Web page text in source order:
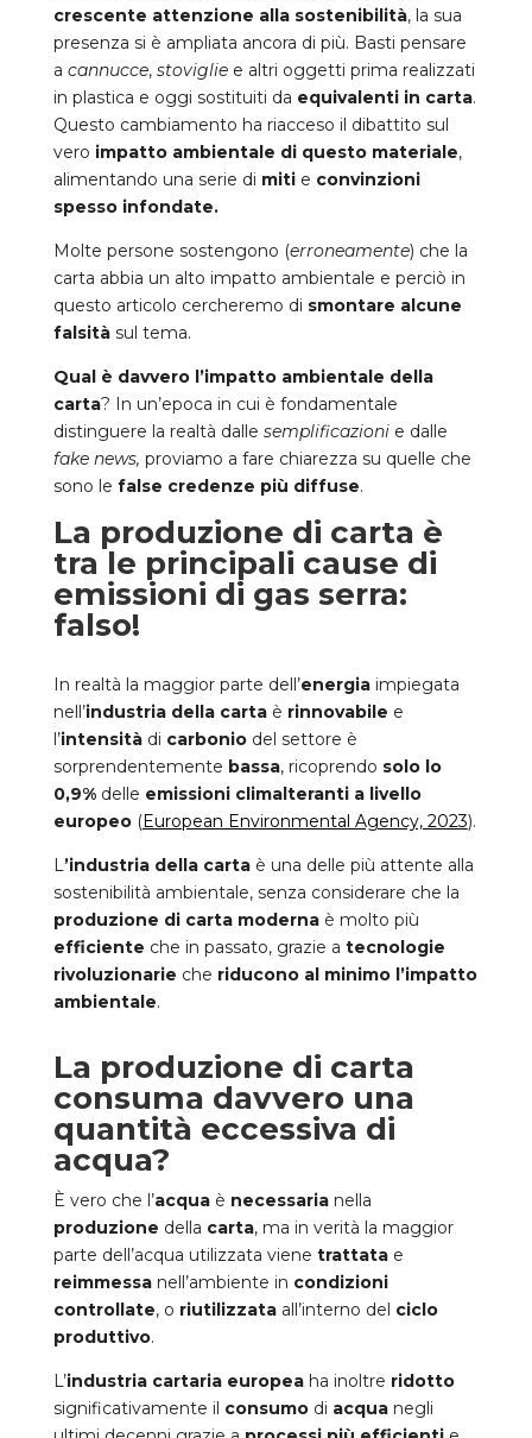
crescente attenzione alla sostenibilità, la sua
presenza si è ampliata ancora di più. Basti pensare
a cannucce, stovigliee altri oggetti prima realizzati
in plastica e oggi sostituiti da equivalenti in carta.
Questo cambiamento ha riacceso il dibattito sul
vero impatto ambientale di questo materiale,
alimentando una serie di miti e convinzioni
spesso infondate.
Molte persone sostengono (erroneamente) che la
carta abbia un alto impatto ambientale e perciò in
questo articolo cercheremo di smontare alcune
falsitàsul tema.
Qual è davvero l’impatto ambientale della
carta? In un’epoca in cui è fondamentale
distinguere la realtà dalle semplificazionie dalle
fake news, proviamo a fare chiarezza su quelle che
sono le false credenze più diffuse.
La produzione di carta è
tra le principali cause di
emissioni di gas serra:
falso!
In realtà la maggior parte dell’energia impiegata
nell’industria della cartaè rinnovabile e
l’intensitàdi carbonio del settore è
sorprendentemente bassa, ricoprendo solo lo
0,9%delle emissioni climalteranti a livello
europeo(European Environmental Agency, 2023).
L’industria della cartaè una delle più attente alla
sostenibilità ambientale, senza considerare che la
produzione di carta modernaè molto più
efficiente che in passato, grazie a tecnologie
rivoluzionarie che riducono al minimo l’impatto
ambientale.
La produzione di carta
consuma davvero una
quantità eccessiva di
acqua?
È vero che l’acquaè necessaria nella
produzione della carta, ma in verità la maggior
parte dell’acqua utilizzata viene trattata e
reimmessanell’ambiente in condizioni
controllate, o riutilizzataall’interno del ciclo
produttivo.
L’industria cartaria europeaha inoltre ridotto
significativamente il consumo di acqua negli